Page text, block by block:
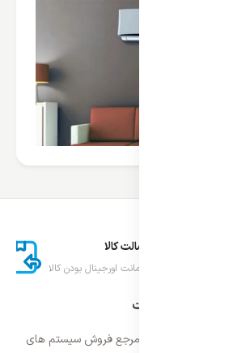
اصالت کالا
ضمانت اورجینال بودن کالا
درباره ایران اسپلیت
اولین و معتمد ترین مرجع فروش سیستم های